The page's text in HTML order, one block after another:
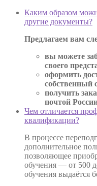
Каким образом
другие документы?
Предлагаем вам
вы можете
своего
оформить
собственный
получить
почтой
Чем отличается
квалификации?
В процессе
дополнительное
позволяющее
обучения — от 500
обучения выдаётся